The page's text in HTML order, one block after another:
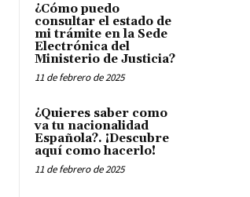
¿Cómo puedo
consultar el estado de
mi trámite en la Sede
Electrónica del
Ministerio de Justicia?
11 de febrero de 2025
¿Quieres saber como
va tu nacionalidad
Española?. ¡Descubre
aquí como hacerlo!
11 de febrero de 2025